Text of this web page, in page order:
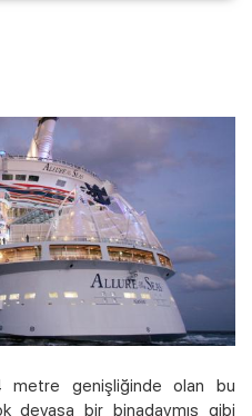
metre genişliğinde olan bu
devasa bir binadaymış gibi